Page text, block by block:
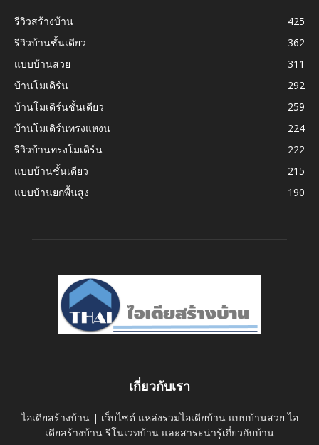
รีวิวสร้างบ้าน
425
รีวิวบ้านชั้นเดียว
362
แบบบ้านสวย
311
บ้านโมเดิร์น
292
บ้านโมเดิร์นชั้นเดียว
259
บ้านโมเดิร์นทรงแหงน
224
รีวิวบ้านทรงโมเดิร์น
222
แบบบ้านชั้นเดียว
215
แบบบ้านยกพื้นสูง
190
เกี่ยวกับเรา
ไอเดียสร้างบ้าน | เว็บไซต์ แหล่งรวมไอเดียบ้าน แบบบ้านสวย ไอ
เดียสร้างบ้าน รีโนเวทบ้าน และสาระน่ารู้เกี่ยวกับบ้าน